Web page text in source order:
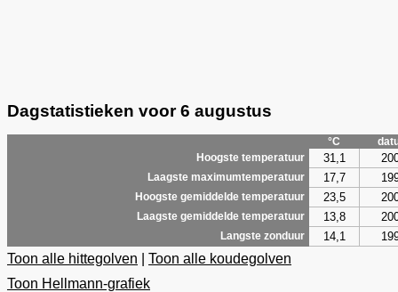
Dagstatistieken voor 6 augustus
°C
Hoogste temperatuur
31,1
Laagste maximumtemperatuur 17,7
Hoogste gemiddelde temperatuur 23,5
Laagste gemiddelde temperatuur 13,8
Langste zonduur 14,1
Toon alle hittegolven
Toon alle koudegolven
Toon Hellmann-grafiek